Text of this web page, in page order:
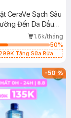
CeraVe Sạch Sâu
Đến Da Dầu
1.6k/tháng
50%
Tặng Sữa Rửa
-50%